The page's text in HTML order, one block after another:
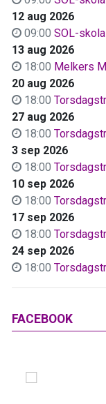
12 aug 2026
09:00 SOL-skola
13 aug 2026
18:00 Melkers
20 aug 2026
18:00
27 aug 2026
18:00
3 sep 2026
18:00
10 sep 2026
18:00
17 sep 2026
18:00
24 sep 2026
18:00
FACEBOOK